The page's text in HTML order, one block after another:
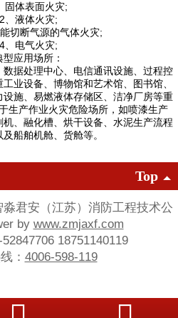
体表面火灾;
液体火灾;
断气源的气体火灾;
电气火灾;
应用场所：
据处理中心、电信通讯设施、过程控
业设备、博物馆和艺术馆、图书馆、
施、易燃液体存储区、洁净厂房等重
生产作业火灾危险场所，如喷漆生产
、融化槽、烘干设备、水泥生产流程
船舶机舱、货舱等。
Top
君安（江苏）消防工程技术公
by www.zmjaxf.com
18751140119
： 4006-598-119